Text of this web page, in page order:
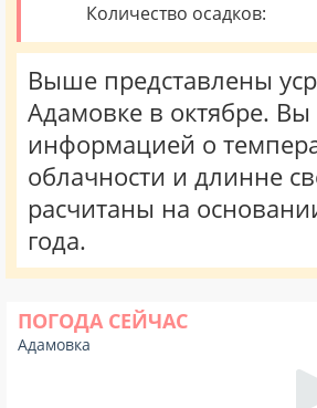
Количество осадков:
Выше представлены
Адамовке в октябре.
информацией о
облачности и длинне
расчитаны на
года.
ПОГОДА СЕЙЧАС
Адамовка